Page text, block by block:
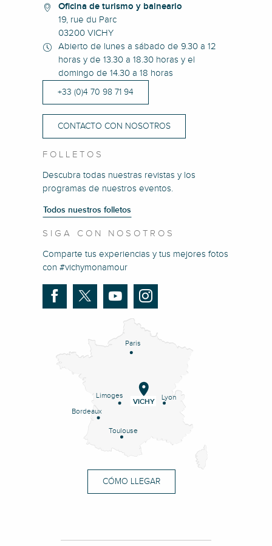
Oficina de turismo y balneario
19, rue du Parc
03200 VICHY
Abierto de lunes a sábado de 9.30 a 12
horas y de 13.30 a 18.30 horas y el
domingo de 14.30 a 18 horas
+33 (0)4 70 98 71 94
CONTACTO CON NOSOTROS
FOLLETOS
Descubra todas nuestras revistas y los
programas de nuestros eventos.
Todos nuestros folletos
SIGA CON NOSOTROS
Comparte tus experiencias y tus mejores fotos
con #vichymonamour
Paris
Lyon
Limoges
Bordeaux
Toulouse
VICHY
CÓMO LLEGAR